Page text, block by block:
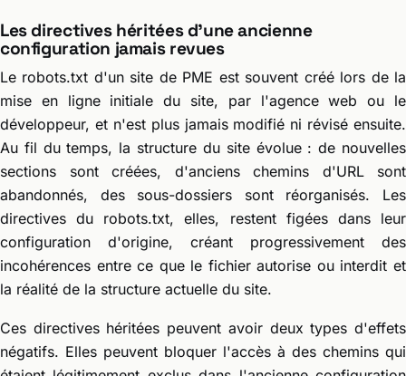
Les directives héritées d'une ancienne
configuration jamais revues
Le robots.txt d'un site de PME est souvent créé lors de la
mise en ligne initiale du site, par l'agence web ou le
développeur, et n'est plus jamais modifié ni révisé ensuite.
Au fil du temps, la structure du site évolue : de nouvelles
sections sont créées, d'anciens chemins d'URL sont
abandonnés, des sous-dossiers sont réorganisés. Les
directives du robots.txt, elles, restent figées dans leur
configuration d'origine, créant progressivement des
incohérences entre ce que le fichier autorise ou interdit et
la réalité de la structure actuelle du site.
Ces directives héritées peuvent avoir deux types d'effets
négatifs. Elles peuvent bloquer l'accès à des chemins qui